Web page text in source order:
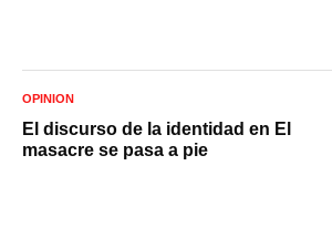
OPINIÓN
El discurso de la identidad en El
masacre se pasa a pie